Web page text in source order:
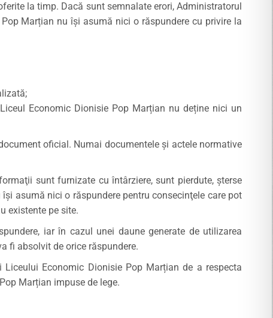
la timp. Dacă sunt semnalate erori, Administratorul
Marțian nu își asumă nici o răspundere cu privire la
Economic Dionisie Pop Marțian nu deține nici un
oficial. Numai documentele şi actele normative
sunt furnizate cu întârziere, sunt pierdute, şterse
asumă nici o răspundere pentru consecinţele care pot
existente pe site.
iar în cazul unei daune generate de utilizarea
fi absolvit de orice răspundere.
Economic Dionisie Pop Marțian de a respecta
Marțian impuse de lege.